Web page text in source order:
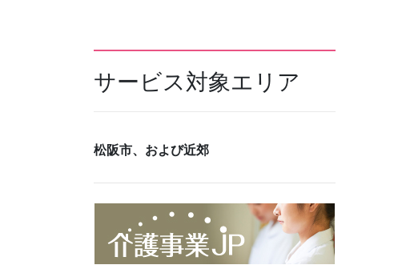
サービス対象エリア
松阪市、および近郊